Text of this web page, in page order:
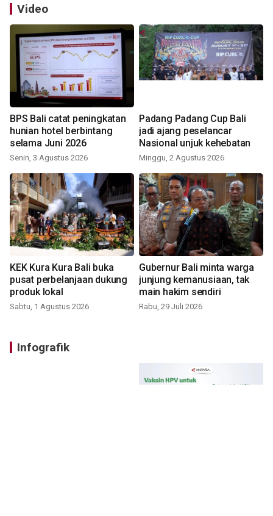
Video
BPS Bali catat peningkatan
hunian hotel berbintang
selama Juni 2026
Senin, 3 Agustus 2026
Padang Padang Cup Bali
jadi ajang peselancar
Nasional unjuk kehebatan
Minggu, 2 Agustus 2026
KEK Kura Kura Bali buka
pusat perbelanjaan dukung
produk lokal
Sabtu, 1 Agustus 2026
Gubernur Bali minta warga
junjung kemanusiaan, tak
main hakim sendiri
Rabu, 29 Juli 2026
Infografik